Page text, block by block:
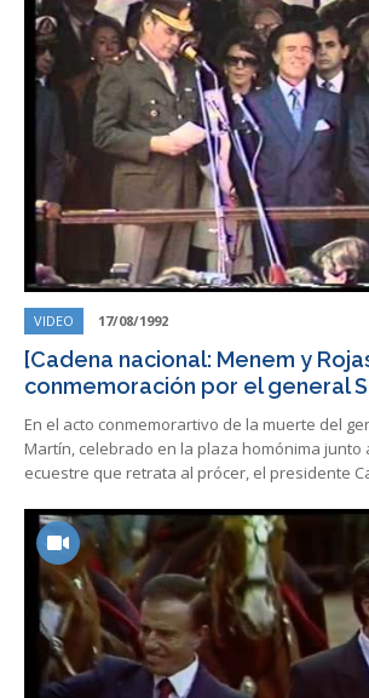
VIDEO 17/08/1992
[Cadena nacional: Menem y
conmemoración por el general
En el acto conmemorartivo de la muerte del
Martín, celebrado en la plaza homónima junto
ecuestre que retrata al prócer, el presidente